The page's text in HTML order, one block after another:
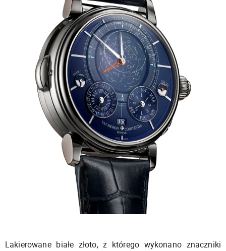
Lakierowane białe złoto, z którego wykonano znaczniki